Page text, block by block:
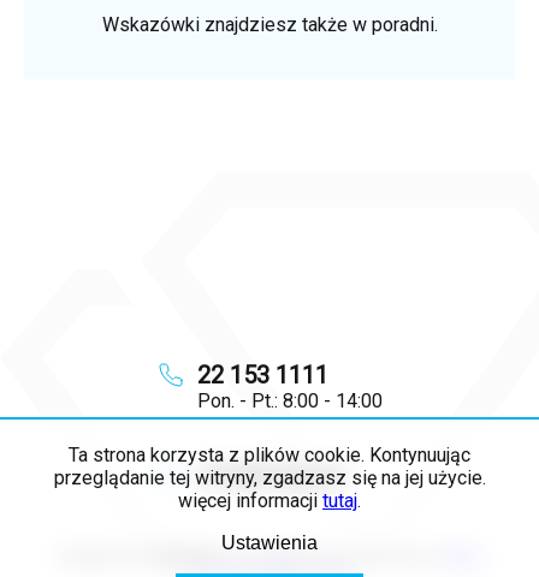
Ta strona korzysta z plików cookie. Kontynuując
przeglądanie tej witryny, zgadzasz się na jej użycie.
więcej informacji tutaj.
Ustawienia
info@ majya.pl
22 153 1111
Pon. - Pt.: 8:00 - 14:00
Wskazówki znajdziesz także w poradni.